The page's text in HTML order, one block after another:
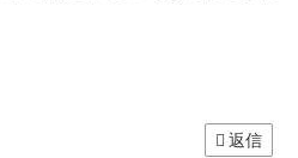
返信